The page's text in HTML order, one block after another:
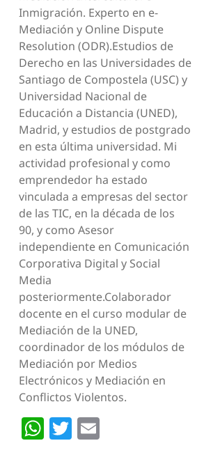
Inmigración. Experto en e-
Mediación y Online Dispute
Resolution (ODR).Estudios de
Derecho en las Universidades de
Santiago de Compostela (USC) y
Universidad Nacional de
Educación a Distancia (UNED),
Madrid, y estudios de postgrado
en esta última universidad. Mi
actividad profesional y como
emprendedor ha estado
vinculada a empresas del sector
de las TIC, en la década de los
90, y como Asesor
independiente en Comunicación
Corporativa Digital y Social
Media
posteriormente.Colaborador
docente en el curso modular de
Mediación de la UNED,
coordinador de los módulos de
Mediación por Medios
Electrónicos y Mediación en
Conflictos Violentos.
W T